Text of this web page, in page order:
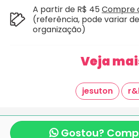
A partir de R$ 45 Compre
(referência, pode variar
organização)
Veja
jesuton
Gostou?
Giraí é mais um projeto criado
mexeri.ca
eBlocos de
Copyright Giraí. Todos os